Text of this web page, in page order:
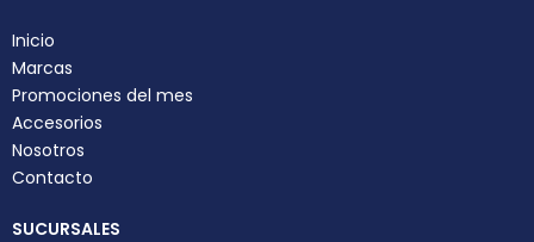
Inicio
Marcas
Promociones del mes
Accesorios
Nosotros
Contacto
SUCURSALES